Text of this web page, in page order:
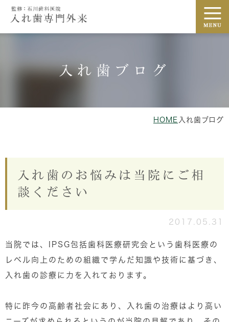
入れ歯ブログ
HOME 入れ歯ブログ
入れ歯のお悩みは当院にご相
談ください
2017.05.31
当院では、IPSG包括歯科医療研究会という歯科医療の
レベル向上のための組織で学んだ知識や技術に基づき、
入れ歯の診療に力を入れております。
特に昨今の高齢者社会にあり、入れ歯の治療はより高い